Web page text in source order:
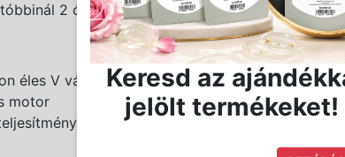
2 óra használati idő áll rendelkezésedre
éles V vágási szöggel
motor
érdekében
Keresd az
jelölt termékeket!